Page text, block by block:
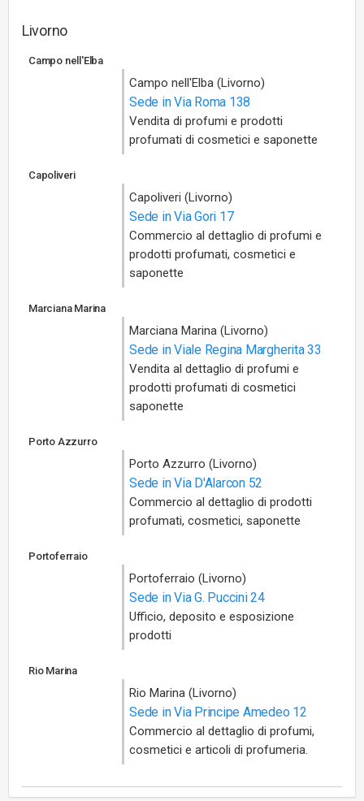
Livorno
Campo nell'Elba
Campo nell'Elba (Livorno)
Sede in Via Roma 138
Vendita di profumi e prodotti
profumati di cosmetici e saponette
Capoliveri
Capoliveri (Livorno)
Sede in Via Gori 17
Commercio al dettaglio di profumi e
prodotti profumati, cosmetici e
saponette
Marciana Marina
Marciana Marina (Livorno)
Sede in Viale Regina Margherita 33
Vendita al dettaglio di profumi e
prodotti profumati di cosmetici
saponette
Porto Azzurro
Porto Azzurro (Livorno)
Sede in Via D'Alarcon 52
Commercio al dettaglio di prodotti
profumati, cosmetici, saponette
Portoferraio
Portoferraio (Livorno)
Sede in Via G. Puccini 24
Ufficio, deposito e esposizione
prodotti
Rio Marina
Rio Marina (Livorno)
Sede in Via Principe Amedeo 12
Commercio al dettaglio di profumi,
cosmetici e articoli di profumeria.